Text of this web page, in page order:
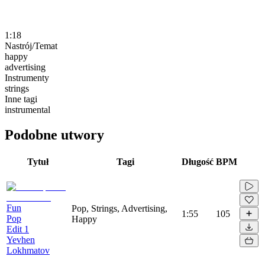
1:18
Nastrój/Temat
happy
advertising
Instrumenty
strings
Inne tagi
instrumental
Podobne utwory
Tytuł Tagi Długość BPM
Fun
Pop
Edit 1
Yevhen
Lokhmatov
Pop, Strings, Advertising,
Happy
1:55 105